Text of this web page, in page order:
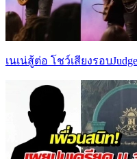
เนเน่สู้ต่อ โชว์เสียงรอบ